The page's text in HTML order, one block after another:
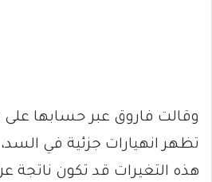
وقالت فاروق عبر حسابها
تظهر انهيارات جزئية في
هذه التغيرات قد تكون ناتجة